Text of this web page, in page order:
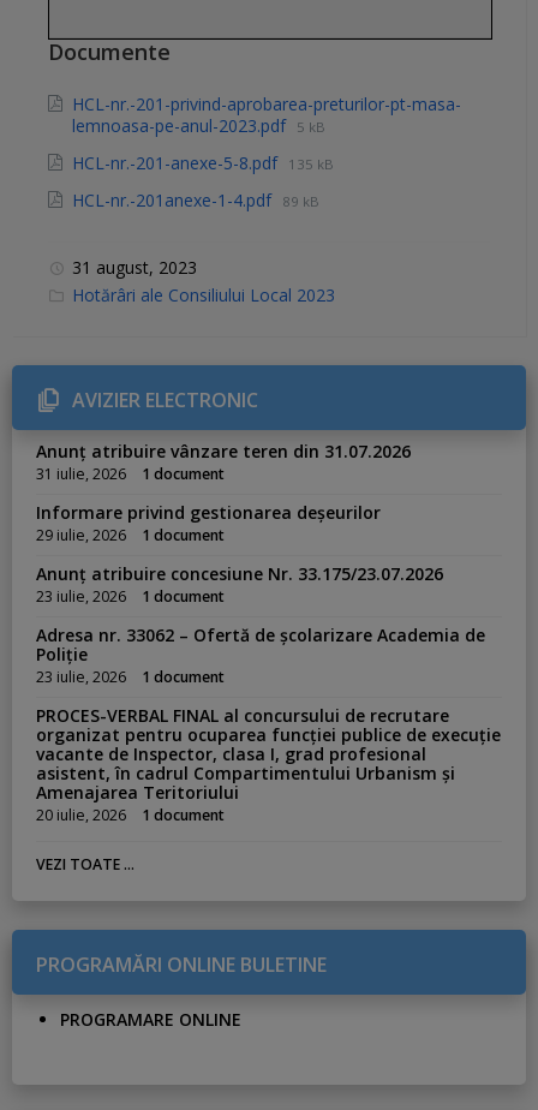
Documente
HCL-nr.-201-privind-aprobarea-preturilor-pt-masa-
lemnoasa-pe-anul-2023.pdf 5 kB
HCL-nr.-201-anexe-5-8.pdf 135 kB
HCL-nr.-201anexe-1-4.pdf 89 kB
31 august, 2023
C
r
i
e
s
Hotărâri ale Consiliului Local 2023
AVIZIER ELECTRONIC
Anunț atribuire vânzare teren din 31.07.2026
31 iulie, 2026 1 document
Informare privind gestionarea deșeurilor
29 iulie, 2026 1 document
Anunț atribuire concesiune Nr. 33.175/23.07.2026
23 iulie, 2026 1 document
Adresa nr. 33062 – Ofertă de școlarizare Academia de
Poliție
23 iulie, 2026 1 document
PROCES-VERBAL FINAL al concursului de recrutare
organizat pentru ocuparea funcției publice de execuție
vacante de Inspector, clasa I, grad profesional
asistent, în cadrul Compartimentului Urbanism și
Amenajarea Teritoriului
20 iulie, 2026 1 document
VEZI TOATE ...
PROGRAMĂRI ONLINE BULETINE
PROGRAMARE ONLINE